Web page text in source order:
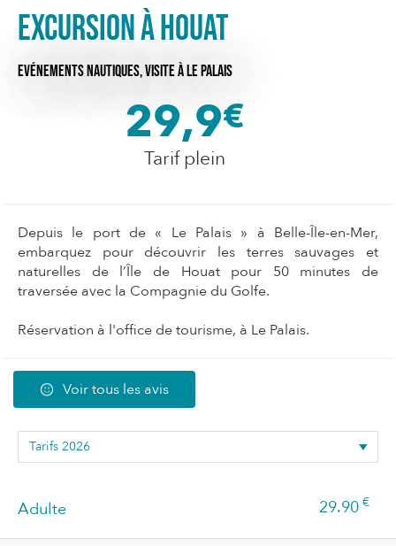
Excursion à Houat
EVÉNEMENTS NAUTIQUES,VISITEÀ LE PALAIS
29,9€
Tarif plein
Depuis le port de « Le Palais » à Belle-Île-en-Mer,
embarquez pour découvrir les terres sauvages et
naturelles de l’Île de Houat pour 50 minutes de
traversée avec la Compagnie du Golfe.
Réservation à l'office de tourisme, à Le Palais.
Voir tous les avis
Adulte 29.90 €